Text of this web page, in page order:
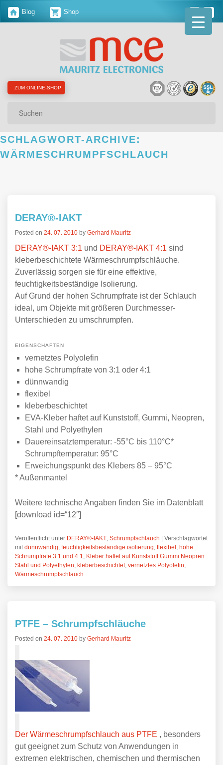
Blog Shop
ZUM ONLINE-SHOP
SCHLAGWORT-ARCHIVE:
WÄRMESCHRUMPFSCHLAUCH
DERAY®-IAKT
Posted on 24. 07. 2010 by Gerhard Mauritz
DERAY®-IAKT 3:1 und DERAY®-IAKT 4:1 sind
kleberbeschichtete Wärmeschrumpfschläuche.
Zuverlässig sorgen sie für eine effektive,
feuchtigkeitsbeständige Isolierung.
Auf Grund der hohen Schrumpfrate ist der Schlauch
ideal, um Objekte mit größeren Durchmesser-
Unterschieden zu umschrumpfen.
EIGENSCHAFTEN
vernetztes Polyolefin
hohe Schrumpfrate von 3:1 oder 4:1
dünnwandig
flexibel
kleberbeschichtet
EVA-Kleber haftet auf Kunststoff, Gummi, Neopren,
Stahl und Polyethylen
Dauereinsatztemperatur: -55°C bis 110°C*
Schrumpftemperatur: 95°C
Erweichungspunkt des Klebers 85 – 95°C
* Außenmantel
Weitere technische Angaben finden Sie im Datenblatt
[download id=“12″]
Veröffentlicht unter DERAY®-IAKT Schrumpfschlauch | Verschlagwortet
mit dünnwandig feuchtigkeitsbeständige isolierung flexibel hohe
Schrumpfrate 3:1 und 4:1
Kleber haftet auf Kunststoff Gummi Neopren
Stahl und Polyethylen kleberbeschichtet, vernetztes Polyolefin
Wärmeschrumpfschlauch
PTFE – Schrumpfschläuche
Posted on 24. 07. 2010 by Gerhard Mauritz
Der Wärmeschrumpfschlauch aus PTFE , besonders
gut geeignet zum Schutz von Anwendungen in
extremen elektrischen, chemischen und thermischen